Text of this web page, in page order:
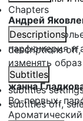
Chapters
Descriptions
descriptions off,
Subtitles
subtitles
subtitles off,
Андрей
Жанна
парфюмерия и
изменять
жанна
Во-первых,